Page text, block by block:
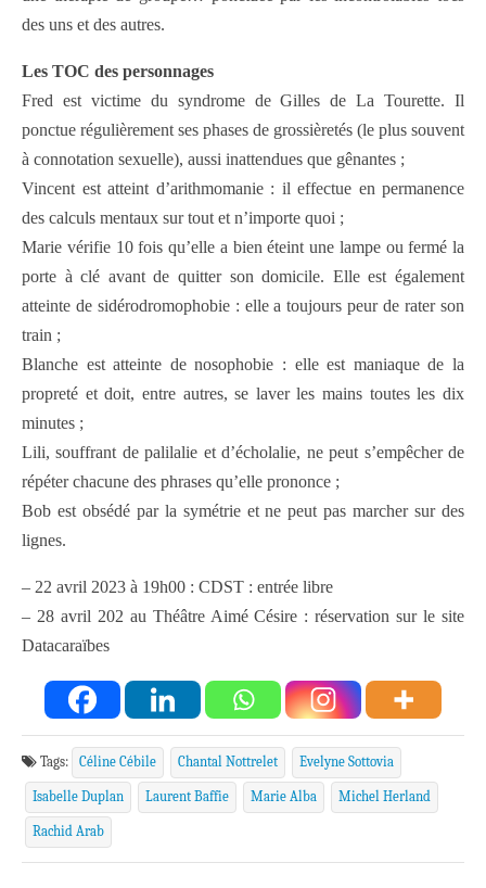
des uns et des autres.
Les TOC des personnages
Fred est victime du syndrome de Gilles de La Tourette. Il
ponctue régulièrement ses phases de grossièretés (le plus souvent
à connotation sexuelle), aussi inattendues que gênantes ;
Vincent est atteint d’arithmomanie : il effectue en permanence
des calculs mentaux sur tout et n’importe quoi ;
Marie vérifie 10 fois qu’elle a bien éteint une lampe ou fermé la
porte à clé avant de quitter son domicile. Elle est également
atteinte de sidérodromophobie : elle a toujours peur de rater son
train ;
Blanche est atteinte de nosophobie : elle est maniaque de la
propreté et doit, entre autres, se laver les mains toutes les dix
minutes ;
Lili, souffrant de palilalie et d’écholalie, ne peut s’empêcher de
répéter chacune des phrases qu’elle prononce ;
Bob est obsédé par la symétrie et ne peut pas marcher sur des
lignes.
– 22 avril 2023 à 19h00 : CDST : entrée libre
– 28 avril 202 au Théâtre Aimé Césire : réservation sur le site
Datacaraïbes
Tags: Céline Cébile Chantal Nottrelet Evelyne Sottovia
Isabelle Duplan Laurent Baffie Marie Alba Michel Herland
Rachid Arab